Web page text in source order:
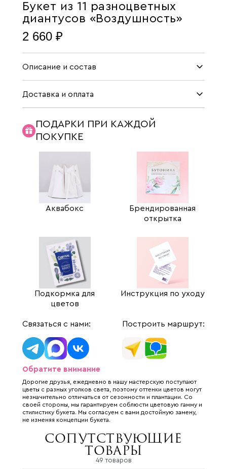
Букет из 11 разноцветных
диантусов «Воздушность»
2 660 ₽
Описание и состав
Доставка и оплата
ПОДАРКИ ПРИ КАЖДОЙ
ПОКУПКЕ
Аквабокс
Брендированная
открытка
Подкормка для
цветов
Инструкция по уходу
Связаться с нами: Построить маршрут:
Обратите внимание
Дорогие друзья, ежедневно в нашу мастерскую поступают
цветы с разных уголков света, поэтому оттенки цветов могут
незначительно отличаться от сезонности и плантации. Со
своей стороны, мы гарантируем соблюсти цветовую гамму и
стилистику букета. Мы согласуем с вами достойную замену,
не изменяя концепции букета.
Сопутствующие
товары
49 товаров